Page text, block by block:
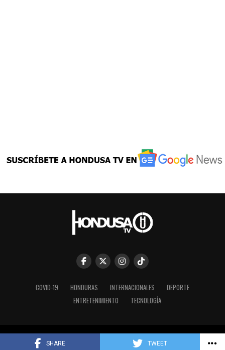
SHARE TWEET
COVID-19 HONDURAS INTERNACIONALES
DEPORTE
ENTRETENIMIENTO
TECNOLOGÍA
Copyright © 2023 HONDUSA TV INC.